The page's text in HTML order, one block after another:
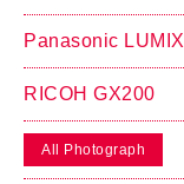
Panasonic
RICOH GX200
All Photograph